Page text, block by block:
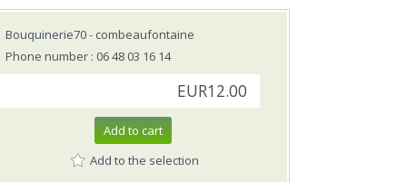
Bouquinerie70- combeaufontaine
Phone number : 06 48 03 16 14
EUR12.00
Add to cart
Add to the selection